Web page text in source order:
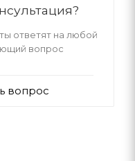
ответят на любой
вопрос
вопрос